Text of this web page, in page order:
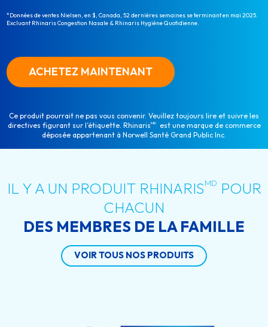
*Données de ventes Nielsen, en $, Canada, 52 dernières semaines se terminant en mai 2025.
Excluant Rhinaris Congestion Nasale & Rhinaris Hygiène Quotidienne.
ACHETEZ MAINTENANT
Ce produit pourrait ne pas vous convenir. Veuillez toujours lire et suivre les
directives figurant sur l’étiquette. RhinarisMDest une marque de commerce
déposée appartenant à Norwell Santé Grand Public Inc.
IL Y A UN PRODUIT RHINARISMD POUR
CHACUN
DES MEMBRES DE LA FAMILLE
VOIR TOUS NOS PRODUITS